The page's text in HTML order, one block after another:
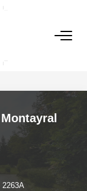
Montayral
2263A